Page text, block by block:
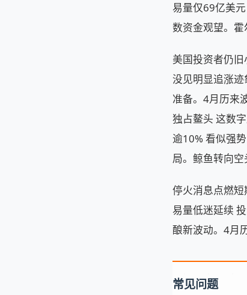
易量仅69亿美
数资金观望。霍
美国投资者仍
没见明显追涨
准备。4月历来
独占鳌头 这数
逾10% 看似强
局。鲸鱼转向空
停火消息点燃
易量低迷延续
酿新波动。4月
常见问题